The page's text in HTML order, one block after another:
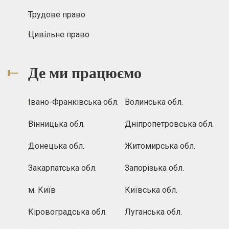
Трудове право
Цивільне право
Де ми працюємо
Івано-Франківська обл. Волинська обл.
Вінницька обл. Дніпропетровська обл.
Донецька обл. Житомирська обл.
Закарпатська обл. Запорізька обл.
м. Київ Київська обл.
Кіровоградська обл. Луганська обл.